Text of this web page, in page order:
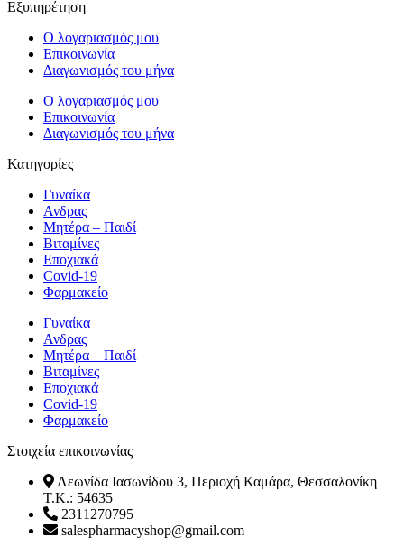
Εξυπηρέτηση
Ο λογαριασμός μου
Επικοινωνία
Διαγωνισμός του μήνα
Ο λογαριασμός μου
Επικοινωνία
Διαγωνισμός του μήνα
Κατηγορίες
Γυναίκα
Ανδρας
Μητέρα – Παιδί
Βιταμίνες
Εποχιακά
Covid-19
Φαρμακείο
Γυναίκα
Ανδρας
Μητέρα – Παιδί
Βιταμίνες
Εποχιακά
Covid-19
Φαρμακείο
Στοιχεία επικοινωνίας
Λεωνίδα Ιασωνίδου 3, Περιοχή Καμάρα, Θεσσαλονίκη
T.K.: 54635
2311270795
salespharmacyshop@gmail.com